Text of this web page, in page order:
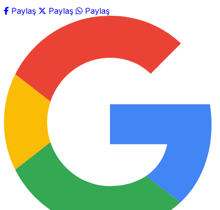
Paylaş
Paylaş Paylaş